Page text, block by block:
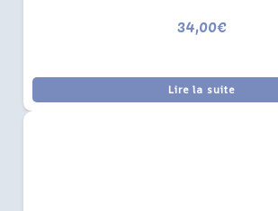
34,00€
Lire la suite